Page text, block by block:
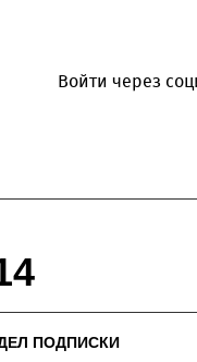
Войти через
ПОДПИСКИ